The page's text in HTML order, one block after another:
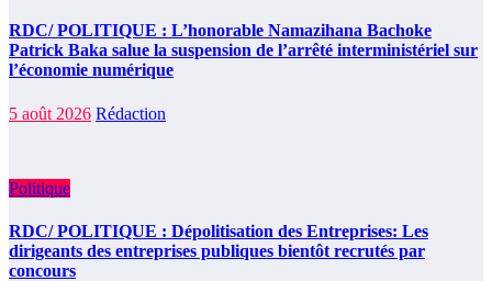
RDC/ POLITIQUE : L’honorable Namazihana Bachoke
Patrick Baka salue la suspension de l’arrêté interministériel sur
l’économie numérique
5 août 2026 Rédaction
Politique
RDC/ POLITIQUE : Dépolitisation des Entreprises: Les
dirigeants des entreprises publiques bientôt recrutés par
concours